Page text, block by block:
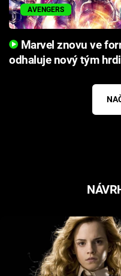
AVENGERS
Marvel znovu ve
odhaluje nový tým